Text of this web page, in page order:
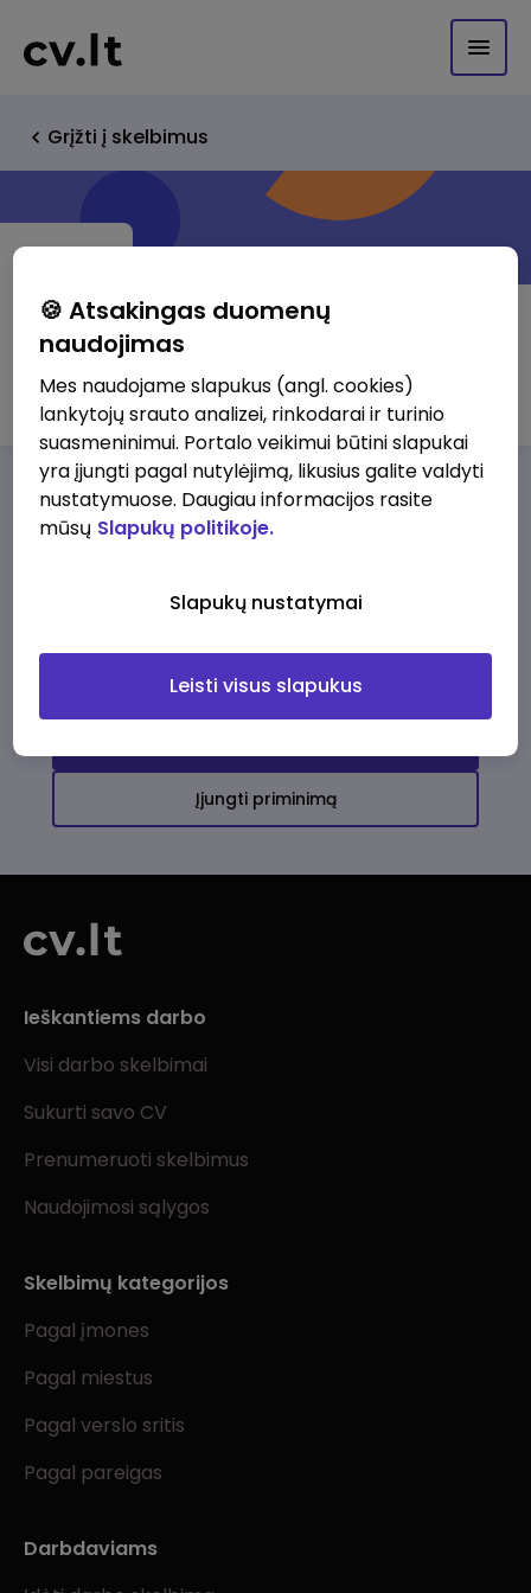
Grįžti į skelbimus
Detritas, UAB
Darbo pasiūlymaiApie musPrivalumai
darbo pasiūlymų
Įjungti priminimą
Ieškantiems darbo
Visi darbo skelbimai
Sukurti savo CV
Prenumeruoti skelbimus
Naudojimosi sąlygos
Skelbimų kategorijos
Pagal įmones
Pagal miestus
Pagal verslo sritis
Pagal pareigas
Darbdaviams
🍪 Atsakingas duomenų
naudojimas
Mes naudojame slapukus (angl. cookies)
lankytojų srauto analizei, rinkodarai ir turinio
suasmeninimui. Portalo veikimui būtini slapukai
yra įjungti pagal nutylėjimą, likusius galite valdyti
nustatymuose. Daugiau informacijos rasite
mūsų Slapukų politikoje.
Slapukų nustatymai
Leisti visus slapukus